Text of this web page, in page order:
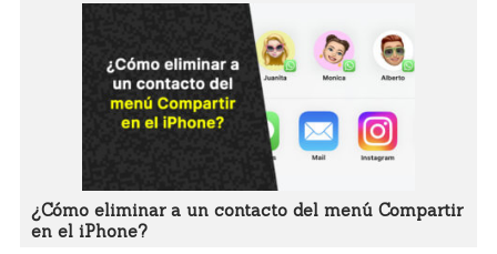
¿Cómo eliminar a un contacto del menú Compartir
en el iPhone?